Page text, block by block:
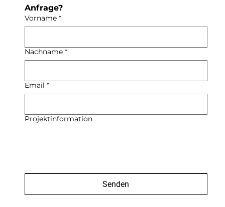
Anfrage?
Vorname *
Nachname *
Email *
Projektinformation
Senden